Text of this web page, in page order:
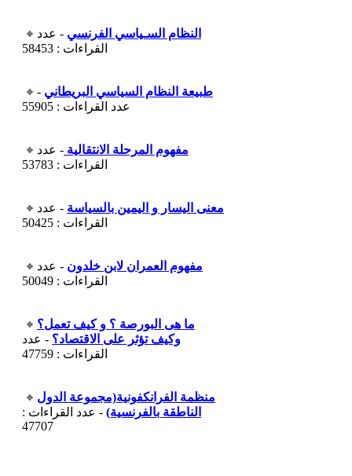
النظام السـياسي الفرنسي - عدد
القراءات : 58453
طبيعة النظام السياسي البريطاني -
عدد القراءات : 55905
مفهوم المرحلة الانتقالية - عدد
القراءات : 53783
معنى اليسار و اليمين بالسياسة - عدد
القراءات : 50425
مفهوم العمران لابن خلدون - عدد
القراءات : 50049
ما هى البورصة ؟ و كيف تعمل؟
وكيف تؤثر على الاقتصاد؟ - عدد
القراءات : 47759
منظمة الفرانكفونية(مجموعة الدول
الناطقة بالفرنسية) - عدد القراءات :
47707